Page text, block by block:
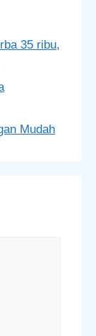
35 ribu,
Mudah